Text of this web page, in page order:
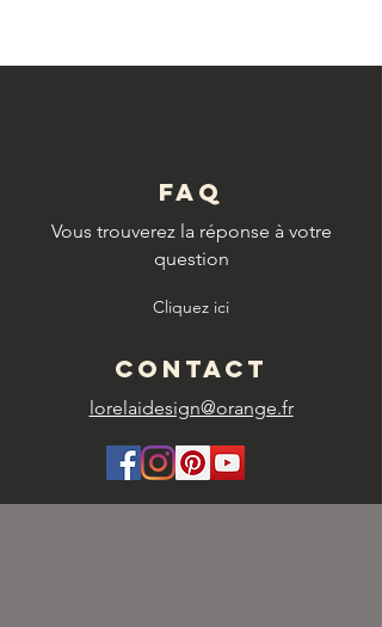
FAQ
Vous trouverez la réponse à votre
question
Cliquez ici
CONTACT
lorelaidesign@orange.fr